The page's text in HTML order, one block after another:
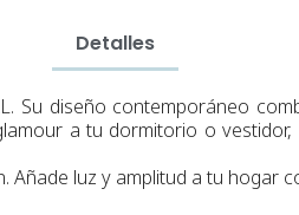
Detalles
diseño contemporáneo
a tu dormitorio o
luz y amplitud a tu hogar